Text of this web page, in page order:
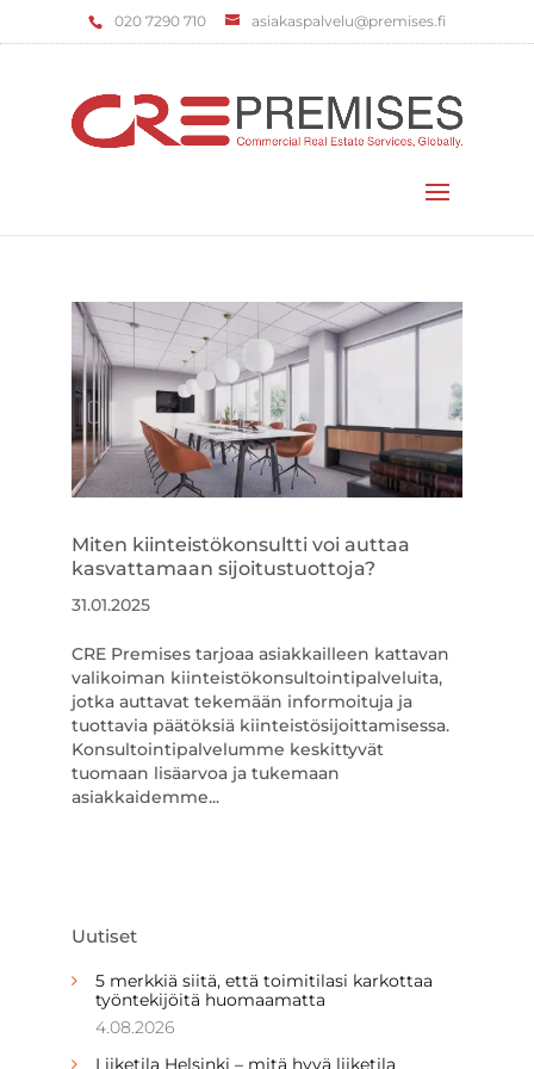
‌020 7290 710 asiakaspalvelu@premises.fi
Miten kiinteistökonsultti voi auttaa
kasvattamaan sijoitustuottoja?
31.01.2025
CRE Premises tarjoaa asiakkailleen kattavan
valikoiman kiinteistökonsultointipalveluita,
jotka auttavat tekemään informoituja ja
tuottavia päätöksiä kiinteistösijoittamisessa.
Konsultointipalvelumme keskittyvät
tuomaan lisäarvoa ja tukemaan
asiakkaidemme...
Uutiset
5 merkkiä siitä, että toimitilasi karkottaa
työntekijöitä huomaamatta
4.08.2026
Liiketila Helsinki – mitä hyvä liiketila